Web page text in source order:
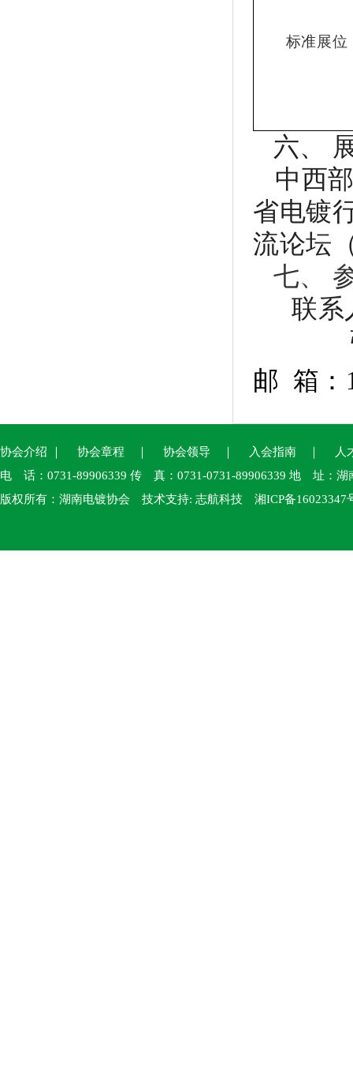
标准展位
六、
中西
省电镀
流论坛
七、
联系
邮 箱：
协会介绍 协会章程 协会领导 入会指南
人
电 话：0731-89906339 传 真：0731-0731-89906339 地 址：湖
版权所有：湖南电镀协会 技术支持: 志航科技 湘ICP备16023347